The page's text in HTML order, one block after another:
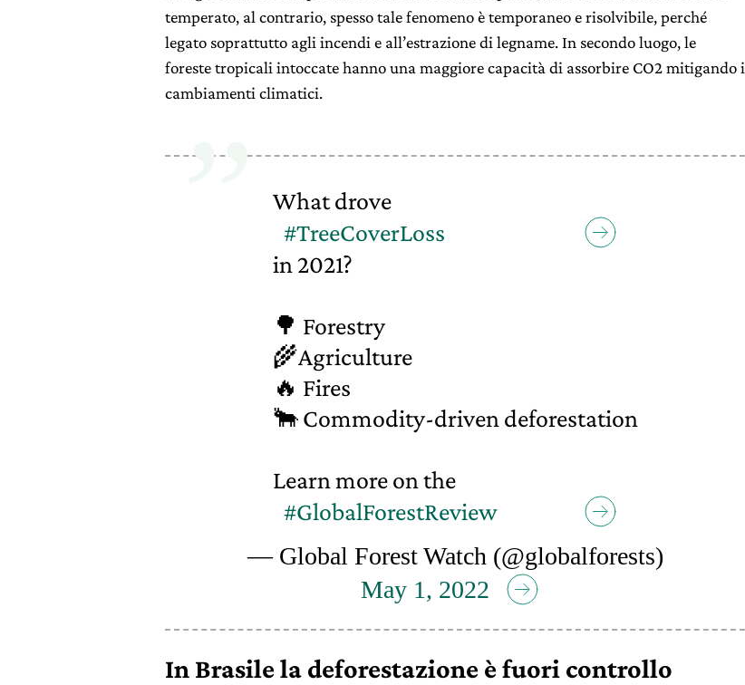
temperato, al contrario, spesso tale fenomeno è temporaneo e risolvibile, perché
legato soprattutto agli incendi e all’estrazione di legname. In secondo luogo, le
foreste tropicali intoccate hanno una maggiore capacità di assorbire CO2 mitigando i
cambiamenti climatici.
What drove
#TreeCoverLoss
in 2021?
🌳 Forestry
🌾Agriculture
🔥 Fires
🐂 Commodity-driven deforestation
Learn more on the
#GlobalForestReview
— Global Forest Watch (@globalforests)
May 1, 2022
In Brasile la deforestazione è fuori controllo